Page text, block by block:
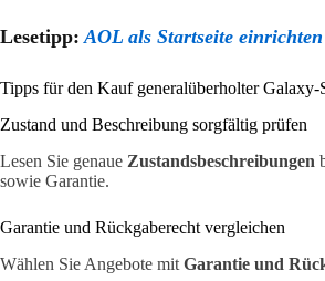
Lesetipp: AOL als Startseite
Tipps für den Kauf generalüberholter Galaxy-
Zustand und Beschreibung sorgfältig prüfen
Lesen Sie genaue Zustandsbeschreibungen
sowie Garantie.
Garantie und Rückgaberecht vergleichen
Wählen Sie Angebote mit Garantie und